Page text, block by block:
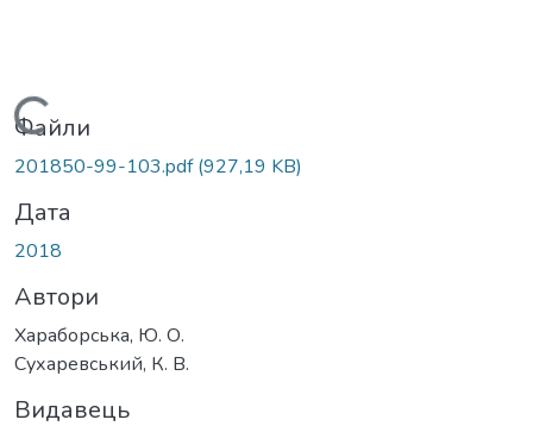
Вантажиться...
Файли
201850-99-103.pdf(927,19 KB)
Дата
2018
Автори
Хараборська, Ю. О.
Сухаревський, К. В.
Видавець